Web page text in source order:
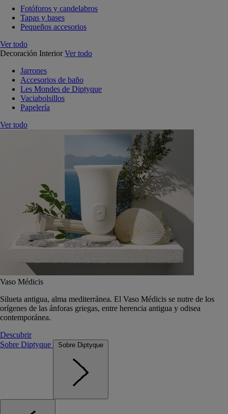
Fotóforos y candelabros
Tapas y bases
Pequeños accesorios
Ver todo
Decoración Interior Ver todo
Jarrones
Accesorios de baño
Les Mondes de Diptyque
Vaciabolsillos
Papelería
Ver todo
Vaso Médicis
Silueta antigua, alma mediterránea. El Vaso Médicis se nutre de los
orígenes de las ánforas griegas, entre herencia antigua y odisea
contemporánea.
Descubrir
Sobre Diptyque
Sobre Diptyque